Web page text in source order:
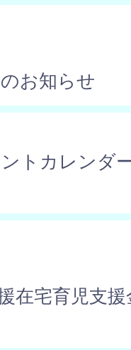
お知らせ
トカレンダ
在宅育児支